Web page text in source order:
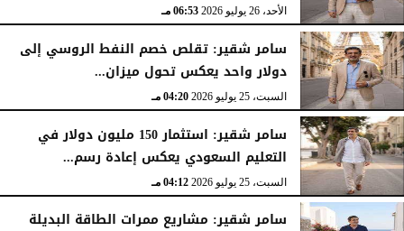
الأحد، 26 يوليو 2026 06:53 مـ
سامر شقير: تقلص خصم النفط الروسي إلى
دولار واحد يعكس تحول ميزان...
السبت، 25 يوليو 2026 04:20 مـ
سامر شقير: استثمار 150 مليون دولار في
التعليم السعودي يعكس إعادة رسم...
السبت، 25 يوليو 2026 04:12 مـ
سامر شقير: مشاريع ممرات الطاقة البديلة